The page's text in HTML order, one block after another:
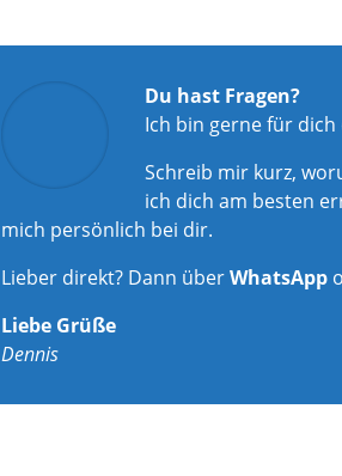
Du hast Fragen?
Ich bin gerne für dich
Schreib mir kurz,
ich dich am besten
mich persönlich bei dir.
Lieber direkt? Dann überWhatsApp
Liebe Grüße
Dennis